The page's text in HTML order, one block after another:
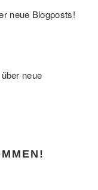
neue Blogposts!
neue